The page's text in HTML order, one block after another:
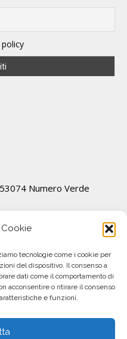
tecnologie come i cookie per
del dispositivo. Il consenso a
dati come il comportamento di
acconsentire o ritirare il consenso
e funzioni.
Numero Verde
REA TR 112162